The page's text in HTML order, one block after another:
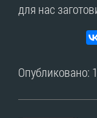
для нас
Опубликовано: